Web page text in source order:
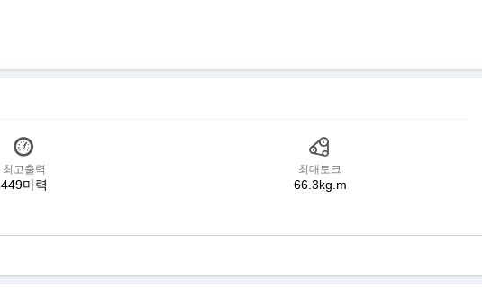
최고출력
449마력
최대토크
66.3kg.m